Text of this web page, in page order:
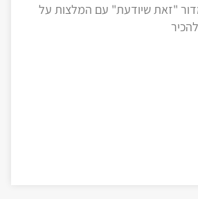
"זאת שיודעת" עם המלצות על